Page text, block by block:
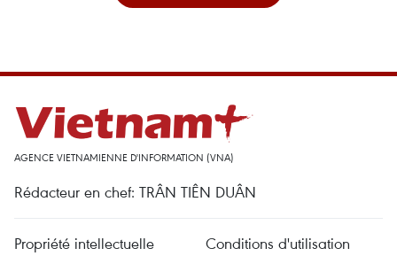
AGENCE VIETNAMIENNE D'INFORMATION (VNA)
Rédacteur en chef: TRÂN TIÊN DUÂN
Propriété intellectuelle
Conditions d'utilisation